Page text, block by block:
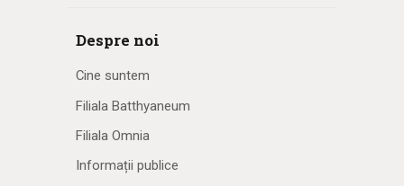
Despre noi
Cine suntem
Filiala Batthyaneum
Filiala Omnia
Informații publice